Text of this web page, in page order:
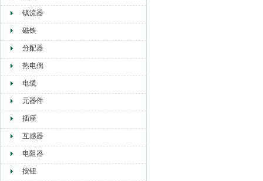
镇流器
磁铁
分配器
热电偶
电缆
元器件
插座
互感器
电阻器
按钮